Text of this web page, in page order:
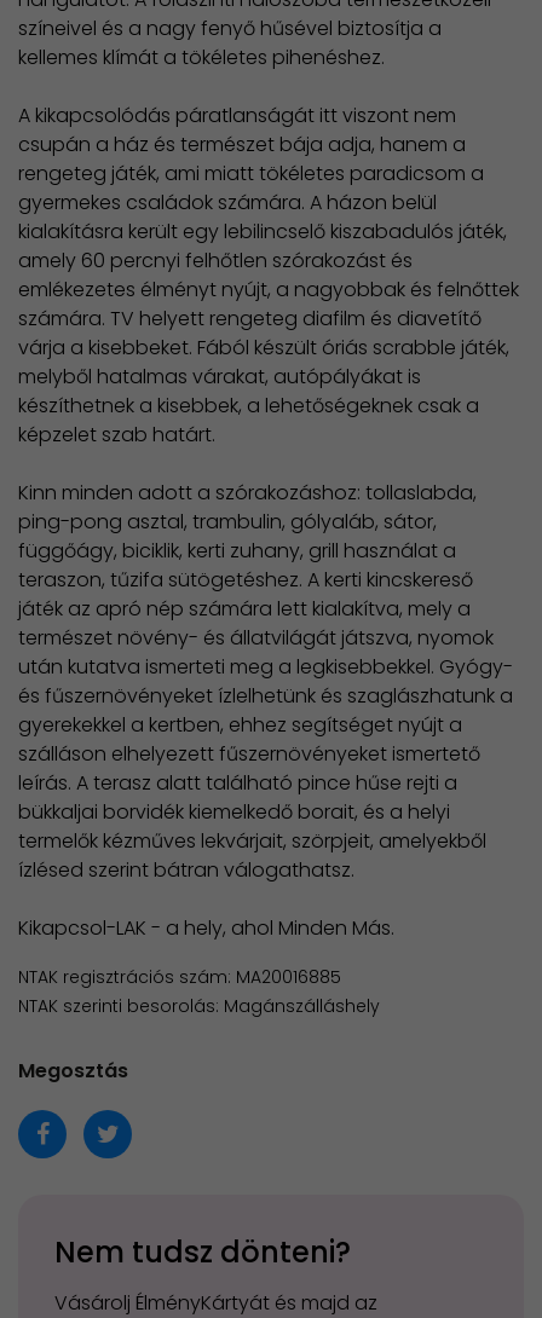
színeivel és a nagy fenyő hűsével biztosítja a
kellemes klímát a tökéletes pihenéshez.
A kikapcsolódás páratlanságát itt viszont nem
csupán a ház és természet bája adja, hanem a
rengeteg játék, ami miatt tökéletes paradicsom a
gyermekes családok számára. A házon belül
kialakításra került egy lebilincselő kiszabadulós játék,
amely 60 percnyi felhőtlen szórakozást és
emlékezetes élményt nyújt, a nagyobbak és felnőttek
számára. TV helyett rengeteg diafilm és diavetítő
várja a kisebbeket. Fából készült óriás scrabble játék,
melyből hatalmas várakat, autópályákat is
készíthetnek a kisebbek, a lehetőségeknek csak a
képzelet szab határt.
Kinn minden adott a szórakozáshoz: tollaslabda,
ping-pong asztal, trambulin, gólyaláb, sátor,
függőágy, biciklik, kerti zuhany, grill használat a
teraszon, tűzifa sütögetéshez. A kerti kincskereső
játék az apró nép számára lett kialakítva, mely a
természet növény- és állatvilágát játszva, nyomok
után kutatva ismerteti meg a legkisebbekkel. Gyógy-
és fűszernövényeket ízlelhetünk és szaglászhatunk a
gyerekekkel a kertben, ehhez segítséget nyújt a
szálláson elhelyezett fűszernövényeket ismertető
leírás. A terasz alatt található pince hűse rejti a
bükkaljai borvidék kiemelkedő borait, és a helyi
termelők kézműves lekvárjait, szörpjeit, amelyekből
ízlésed szerint bátran válogathatsz.
Kikapcsol-LAK - a hely, ahol Minden Más.
NTAK regisztrációs szám: MA20016885
NTAK szerinti besorolás: Magánszálláshely
Megosztás
Nem tudsz dönteni?
Vásárolj ÉlményKártyát és majd az